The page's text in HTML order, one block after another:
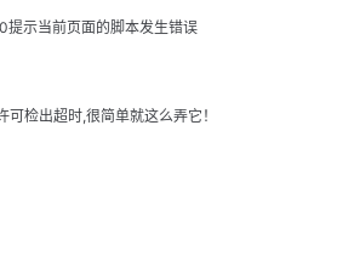
提示当前页面的脚本发生错误
检出超时,很简单就这么弄它！